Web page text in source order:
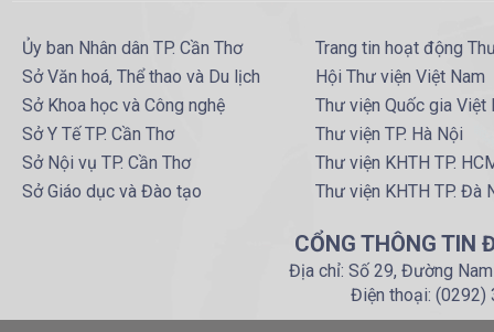
Ủy ban Nhân dân TP. Cần Thơ
Sở Văn hoá, Thể thao và Du lịch
Sở Khoa học và Công nghệ
Sở Y Tế TP. Cần Thơ
Sở Nội vụ TP. Cần Thơ
Sở Giáo dục và Đào tạo
Trang tin hoạt động
Hội Thư viện Việt Nam
Thư viện Quốc gia Việt
Thư viện TP. Hà Nội
Thư viện KHTH TP.
Thư viện KHTH TP. Đà
CỔNG THÔNG TIN
Địa chỉ: Số 29, Đường
Điện thoại: (0292)